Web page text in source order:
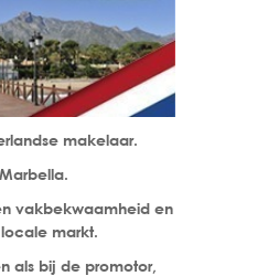
makelaar.
vakbekwaamheid en
markt.
als bij de promotor,